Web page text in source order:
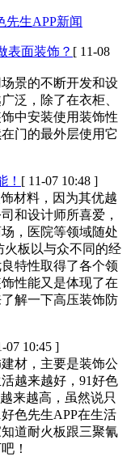
先生APP新闻
装饰？ [ 11-08
场景的不断开发和设
，除了在衣柜、
装饰中安装使用装饰性
在门的最外层使用它
！ [ 11-07 10:48 ]
料，因为其优越
设计师所喜爱，
场，医院等领域随处
火板以与众不同的经
良特性取得了各个领
饰性能又是体现了在
了解一下高压装饰防
07 10:45 ]
材，主要是装饰公
越来越好，91好色
越高，虽然说只
好色先生APP在生活
知道耐火板跟三聚氰
！